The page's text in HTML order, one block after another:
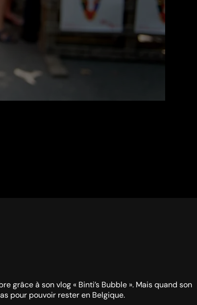
grâce à son vlog « Binti’s Bubble ». Mais quand son
pour pouvoir rester en Belgique.